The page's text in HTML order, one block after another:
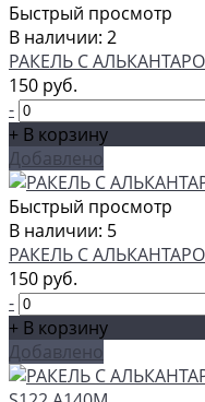
Быстрый просмотр
В наличии: 2
РАКЕЛЬ С
150 руб.
-
+ В корзину
Добавлено
Быстрый просмотр
В наличии: 5
РАКЕЛЬ С
150 руб.
-
+ В корзину
Добавлено